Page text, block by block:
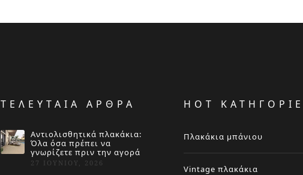
ΤΕΛΕΥΤΑΙΑ ΑΡΘΡΑ
Αντιολισθητικά πλακάκια:
Όλα όσα πρέπει να
γνωρίζετε πριν την αγορά
27 ΙΟΥΝΊΟΥ, 2026
HOT
Πλακάκια μπάνιου
Vintage πλακάκια